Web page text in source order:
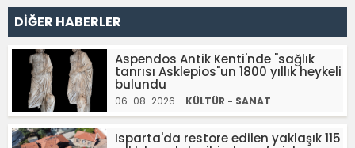
DİĞER HABERLER
Aspendos Antik Kenti'nde "sağlık
tanrısı Asklepios"un 1800 yıllık heykeli
bulundu
06-08-2026 - KÜLTÜR - SANAT
Isparta'da restore edilen yaklaşık 115